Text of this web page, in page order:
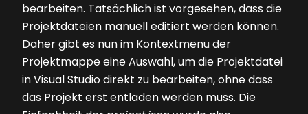
bearbeiten. Tatsächlich ist vorgesehen, dass die
Projektdateien manuell editiert werden können.
Daher gibt es nun im Kontextmenü der
Projektmappe eine Auswahl, um die Projektdatei
in Visual Studio direkt zu bearbeiten, ohne dass
das Projekt erst entladen werden muss. Die